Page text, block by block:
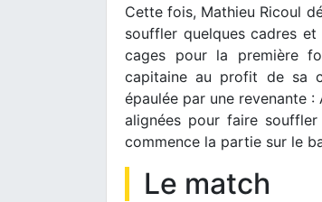
Cette fois, Mathieu Ricoul
souffler quelques cadres
cages pour la première
capitaine au profit de sa
épaulée par une revenante
alignées pour faire souffler
commence la partie sur le
Le match